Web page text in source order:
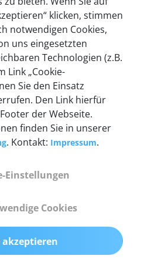
Privatkunden und
Details &
mm
klicken, stimmen
notwendigen Cookies,
uns eingesetzten
Technologien (z.B.
Link „Cookie-
Sie den Einsatz
Den Link hierfür
der Webseite.
finden Sie in unserer
. Kontakt: Impressum.
Einstellungen
Cookies
akzeptieren